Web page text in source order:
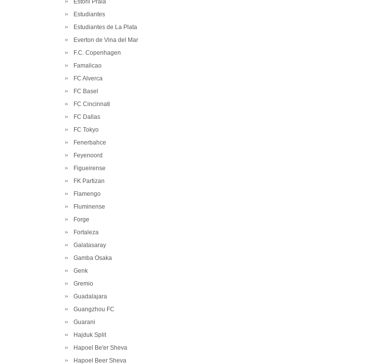
Estoril Praia
Estudiantes
Estudiantes de La Plata
Everton de Vina del Mar
F.C. Copenhagen
Famalicao
FC Alverca
FC Basel
FC Cincinnati
FC Dallas
FC Tokyo
Fenerbahce
Feyenoord
Figueirense
FK Partizan
Flamengo
Fluminense
Forge
Fortaleza
Galatasaray
Gamba Osaka
Genk
Gremio
Guadalajara
Guangzhou FC
Guarani
Hajduk Split
Hapoel Be'er Sheva
Hapoel Beer Sheva